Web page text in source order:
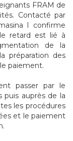
FRAM de
Contacté par
I confirme
retard est lié à
de la
préparation des
paiement.
passer par le
puis auprès de la
les procédures
et le paiement